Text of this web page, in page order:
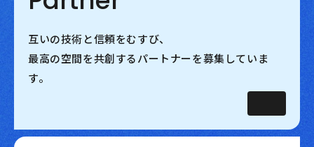
互いの技術と信頼をむすび、
最高の空間を共創するパートナーを募集していま
す。